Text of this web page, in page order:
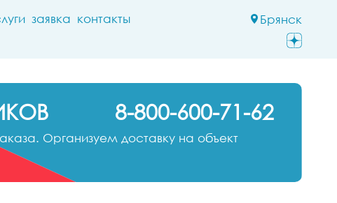
Брянск
заявка контакты
8-800-600-71-62
Организуем доставку на объект